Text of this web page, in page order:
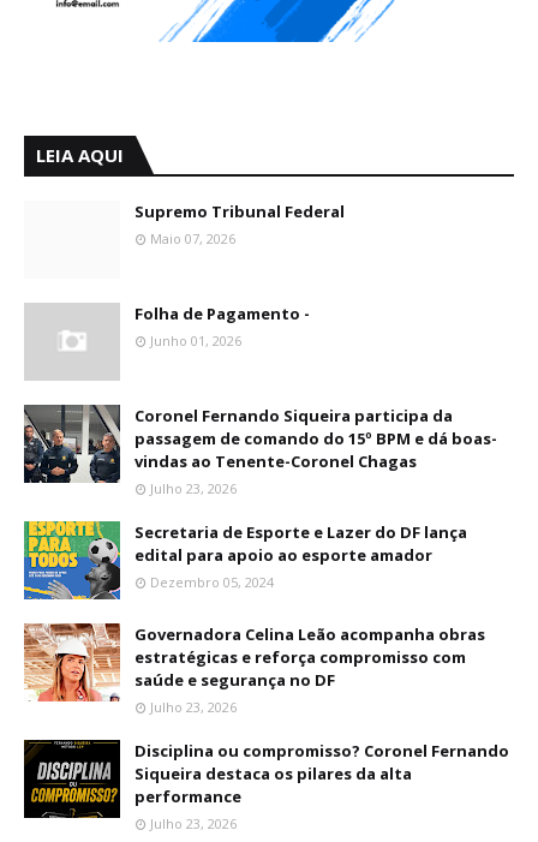
LEIA AQUI
Supremo Tribunal Federal
Maio 07, 2026
Folha de Pagamento -
Junho 01, 2026
Coronel Fernando Siqueira participa da
passagem de comando do 15º BPM e dá boas-
vindas ao Tenente-Coronel Chagas
Julho 23, 2026
Secretaria de Esporte e Lazer do DF lança
edital para apoio ao esporte amador
Dezembro 05, 2024
Governadora Celina Leão acompanha obras
estratégicas e reforça compromisso com
saúde e segurança no DF
Julho 23, 2026
Disciplina ou compromisso? Coronel Fernando
Siqueira destaca os pilares da alta
performance
Julho 23, 2026